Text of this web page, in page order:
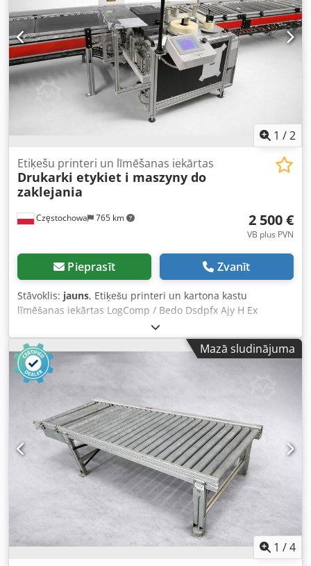
1 /2
Częstochowa 765 km
Etiķešu printeri un līmēšanas iekārtas
Drukarki etykiet i maszyny do
zaklejania
2 500 €
VB plus PVN
Pieprasīt Zvanīt
Stāvoklis: jauns, Etiķešu printeri un kartona kastu
līmēšanas iekārtas LogComp / Bedo Dsdpfx Ajy H Ex
Mazā sludinājuma
1 /4